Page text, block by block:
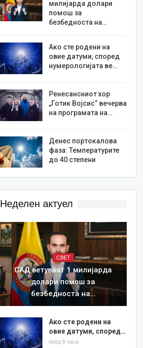
милијарда долари
помош за
безбедноста на…
Ако сте родени на
овие датуми, според
нумерологијата ве…
Ренесансниот хор
„Готик Војсис“ вечерва
на програмата на…
Денес портокалова
фаза: Температурите
до 40 степени
Неделен актуел
СВЕТ
САД ветуваат 1 милијарда
долари помош за
безбедноста на…
Ако сте родени на
овие датуми, според…
пред 8 часа